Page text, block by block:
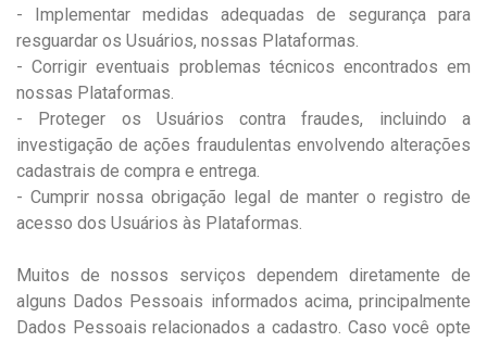
- Implementar medidas adequadas de segurança para
resguardar os Usuários, nossas Plataformas.
- Corrigir eventuais problemas técnicos encontrados em
nossas Plataformas.
- Proteger os Usuários contra fraudes, incluindo a
investigação de ações fraudulentas envolvendo alterações
cadastrais de compra e entrega.
- Cumprir nossa obrigação legal de manter o registro de
acesso dos Usuários às Plataformas.
Muitos de nossos serviços dependem diretamente de
alguns Dados Pessoais informados acima, principalmente
Dados Pessoais relacionados a cadastro. Caso você opte